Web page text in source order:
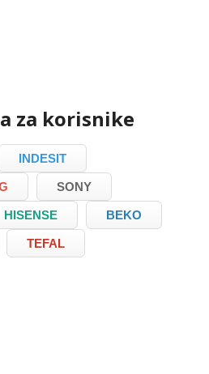
za korisnike
INDESIT
SONY
HISENSE BEKO
TEFAL